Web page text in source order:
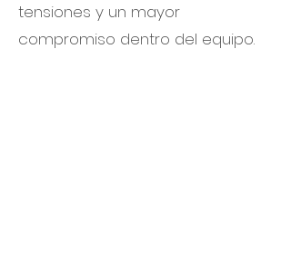
tensiones y un mayor
compromiso dentro del equipo.